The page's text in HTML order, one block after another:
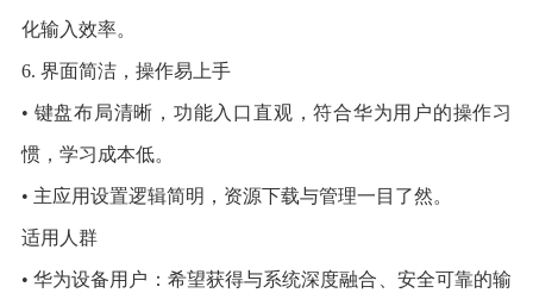
化输入效率。
6. 界面简洁，操作易上手
• 键盘布局清晰，功能入口直观，符合华为用户的操作习
惯，学习成本低。
• 主应用设置逻辑简明，资源下载与管理一目了然。
适用人群
• 华为设备用户：希望获得与系统深度融合、安全可靠的输